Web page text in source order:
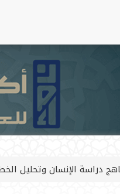
دراسة الإنسان وتحليل